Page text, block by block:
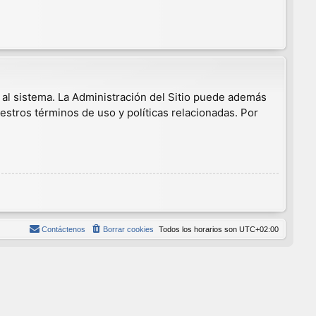
sistema. La Administración del Sitio puede además
términos de uso y políticas relacionadas. Por
Todos los horarios son UTC+02:00
Borrar cookies
Contáctenos